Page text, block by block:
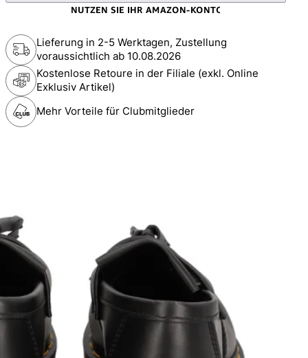
Lieferung in 2-5 Werktagen, Zustellung
voraussichtlich ab 10.08.2026
Kostenlose Retoure in der Filiale (exkl. Online
Exklusiv Artikel)
Mehr Vorteile für Clubmitglieder